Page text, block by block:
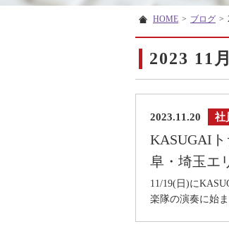
HOME > ブログ >
2023 11月
2023.11.20 社
KASUGAI
阜・埼玉エ
11/19(日)に
楽隊の演奏に始